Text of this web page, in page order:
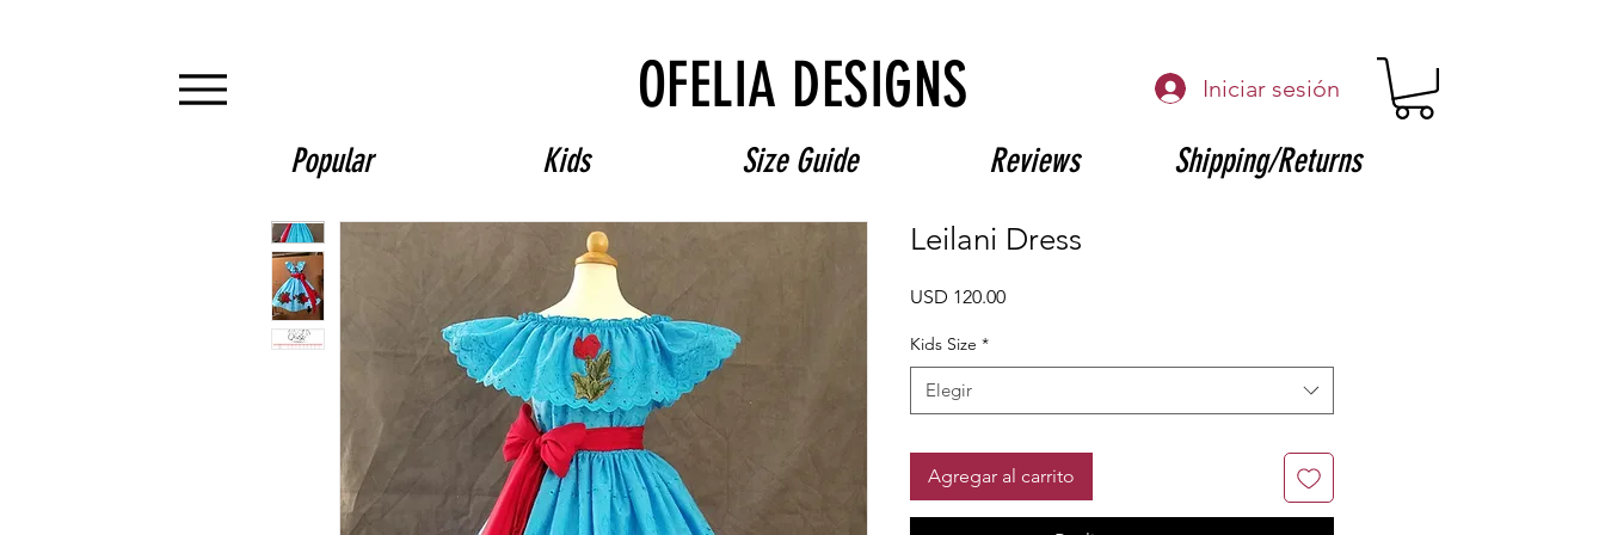
OFELIA DESIGNS Iniciar sesión
Popular Kids Size Guide Reviews Shipping/Returns
Leilani Dress
USD 120.00Precio
Kids Size *
Elegir
Agregar al carrito